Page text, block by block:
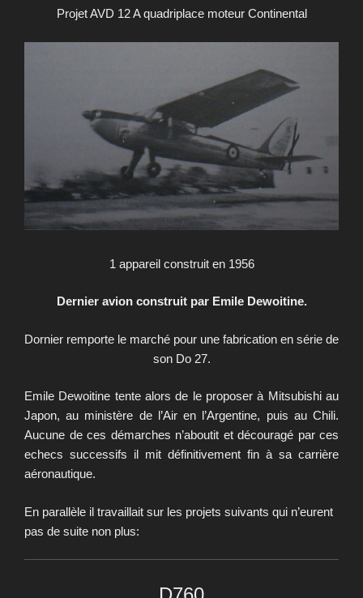
Projet AVD 12 A quadriplace moteur Continental
1 appareil construit en 1956
Dernier avion construit par Emile Dewoitine.
Dornier remporte le marché pour une fabrication en série de
son Do 27.
Emile Dewoitine tente alors de le proposer à Mitsubishi au
Japon, au ministère de l’Air en l’Argentine, puis au Chili.
Aucune de ces démarches n’aboutit et découragé par ces
echecs successifs il mit définitivement fin à sa carrière
aéronautique.
En parallèle il travaillait sur les projets suivants qui n’eurent
pas de suite non plus: